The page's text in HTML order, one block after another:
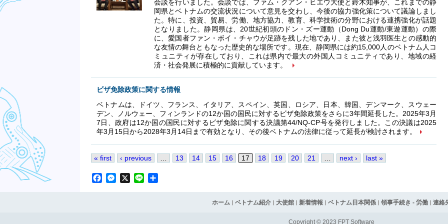
会談を行いました。会談では、ファム・クアン・ヒエウ大使と鈴木知事が、これまでの静
岡県とベトナムの交流状況について意見を交わし、今後の協力強化策について議論しまし
た。特に、投資、貿易、労働、地方協力、教育、科学技術の分野における連携強化が話題
となりました。静岡県は、20世紀初頭のドン・ズー運動（Dong Du運動/東遊運動）の際
に、愛国者ファン・ボイ・チャウが足跡を残した地であり、また彼と浅羽医生との感動的
な友情の舞台ともなった歴史的な場所です。現在、静岡県には約15,000人のベトナム人コ
ミュニティが存在しており、これは県内で最大の外国人コミュニティであり、地域の経
済・社会発展に積極的に貢献しています。
ビザ免除政策に関する情報
ベトナムは、ドイツ、フランス、イタリア、スペイン、英国、ロシア、日本、韓国、デンマーク、スウェー
デン、ノルウェー、フィンランドの12か国の国民に対するビザ免除政策をさらに3年間延長した。2025年3月
7日、政府は12か国の国民に対するビザ免除に関する決議第44/NQ-CP号を発行しました。この決議は2025
年3月15日から2028年3月14日まで有効となり、その後ベトナムの法律に従って延長が検討されます。
« first ‹ previous 13 14 15 16 17 18 19 20 21 next › last »
Facebook
Messenger
X Line
ホーム ベトナム紹介 大使館 新着情報 ベトナム日本関係 領事手続き - 労働 連絡
Copyright © 2023 FPT Software